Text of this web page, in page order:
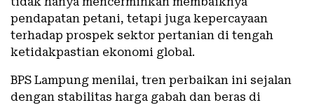
pendapatan petani, tetapi juga kepercayaan
terhadap prospek sektor pertanian di tengah
ketidakpastian ekonomi global.
BPS Lampung menilai, tren perbaikan ini sejalan
dengan stabilitas harga gabah dan beras di